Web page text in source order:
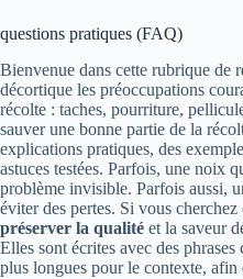
questions pratiques (FAQ)
Bienvenue dans cette rubrique de
décortique les préoccupations
récolte : taches, pourriture,
sauver une bonne partie de la
explications pratiques, des
astuces testées. Parfois, une noix
problème invisible. Parfois aussi,
éviter des pertes. Si vous
préserver la qualité et la saveur
Elles sont écrites avec des
plus longues pour le contexte, afin